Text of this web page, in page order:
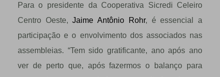
Para o presidente da Cooperativa Sicredi Celeiro
Centro Oeste,Jaime Antônio Rohr, é essencial a
participação e o envolvimento dos associados nas
assembleias. “Tem sido gratificante, ano após ano
ver de perto que, após fazermos o balanço para